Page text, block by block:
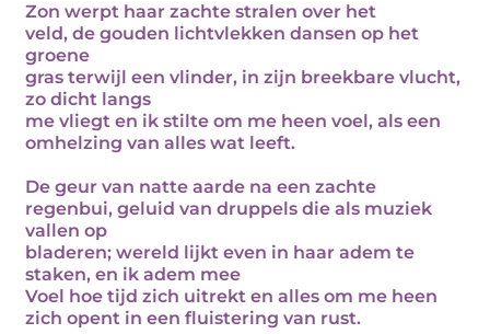
Zon werpt haar zachte stralen over het
veld, de gouden lichtvlekken dansen op het
groene
gras terwijl een vlinder, in zijn breekbare vlucht,
zo dicht langs
me vliegt en ik stilte om me heen voel, als een
omhelzing van alles wat leeft.
De geur van natte aarde na een zachte
regenbui, geluid van druppels die als muziek
vallen op
bladeren; wereld lijkt even in haar adem te
staken, en ik adem mee
Voel hoe tijd zich uitrekt en alles om me heen
zich opent in een fluistering van rust.